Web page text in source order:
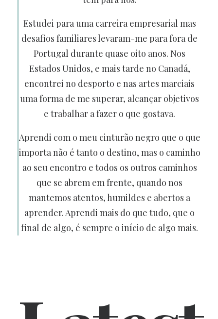
Estudei para uma carreira empresarial mas
desafios familiares levaram-me para fora de
Portugal durante quase oito anos. Nos
Estados Unidos, e mais tarde no Canadá,
encontrei no desporto e nas artes marciais
uma forma de me superar, alcançar objetivos
e trabalhar a fazer o que gostava.
Aprendi com o meu cinturão negro que o que
importa não é tanto o destino, mas o caminho
ao seu encontro e todos os outros caminhos
que se abrem em frente, quando nos
mantemos atentos, humildes e abertos a
aprender. Aprendi mais do que tudo, que o
final de algo, é sempre o início de algo mais.